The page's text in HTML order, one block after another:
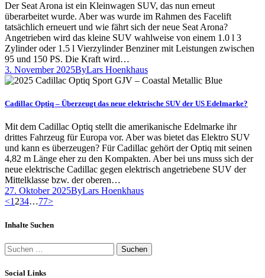
Der Seat Arona ist ein Kleinwagen SUV, das nun erneut
überarbeitet wurde. Aber was wurde im Rahmen des Facelift
tatsächlich erneuert und wie fährt sich der neue Seat Arona?
Angetrieben wird das kleine SUV wahlweise von einem 1.0 l 3
Zylinder oder 1.5 l Vierzylinder Benziner mit Leistungen zwischen
95 und 150 PS. Die Kraft wird…
3. November 2025ByLars Hoenkhaus
Cadillac Optiq – Überzeugt das neue elektrische SUV der US Edelmarke?
Mit dem Cadillac Optiq stellt die amerikanische Edelmarke ihr
drittes Fahrzeug für Europa vor. Aber was bietet das Elektro SUV
und kann es überzeugen? Für Cadillac gehört der Optiq mit seinen
4,82 m Länge eher zu den Kompakten. Aber bei uns muss sich der
neue elektrische Cadillac gegen elektrisch angetriebene SUV der
Mittelklasse bzw. der oberen…
27. Oktober 2025ByLars Hoenkhaus
Seitennummerierung
der
<Page
1Page
2Page
3Page
4…Page
77>
Inhalte Suchen
Suchen
nach:
Social Links